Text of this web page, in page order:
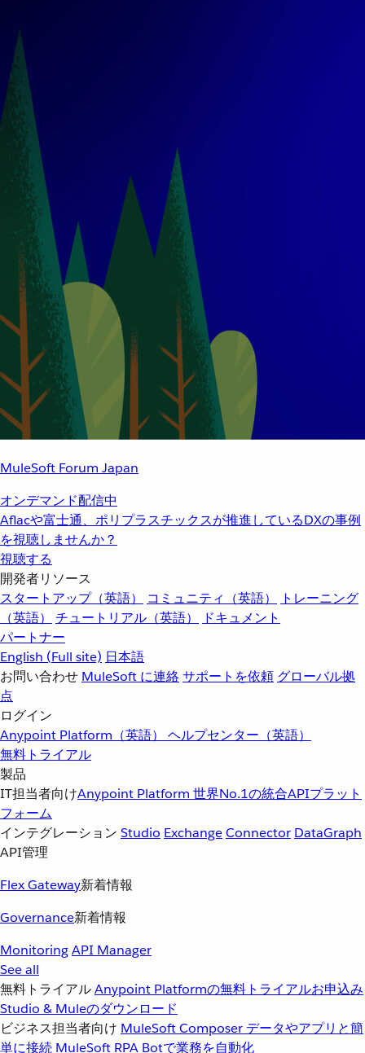
MuleSoft Forum Japan
オンデマンド配信中
Aflacや富士通、ポリプラスチックスが推進しているDXの事例
を視聴しませんか？
視聴する
開発者リソース
スタートアップ（英語）
コミュニティ（英語）
トレーニング
（英語）
チュートリアル（英語）
ドキュメント
パートナー
English (Full site) 日本語
お問い合わせ MuleSoft に連絡サポートを依頼 グローバル拠
点
ログイン
Anypoint Platform（英語） ヘルプセンター（英語）
無料トライアル
製品
IT担当者向けAnypoint Platform 世界No.1の統合APIプラット
フォーム
インテグレーション Studio ExchangeConnector DataGraph
API管理
Flex Gateway新着情報
Governance新着情報
MonitoringAPI Manager
See all
無料トライアルAnypoint Platformの無料トライアルお申込み
Studio & Muleのダウンロード
ビジネス担当者向け MuleSoft Composer データやアプリと簡
単に接続 MuleSoft RPA Botで業務を自動化